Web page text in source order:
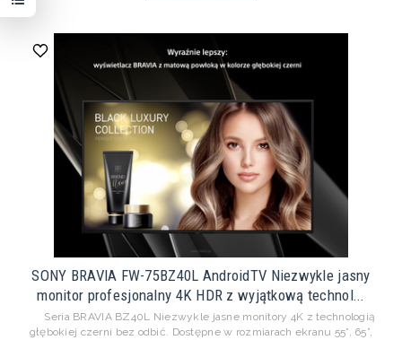
SONY BRAVIA FW-75BZ40L AndroidTV Niezwykle jasny
monitor profesjonalny 4K HDR z wyjątkową technol...
Seria BRAVIA BZ40L Niezwykle jasne monitory 4K z technologią
głębokiej czerni bez odbić. Dostępne w rozmiarach ekranu 55”, 65”,